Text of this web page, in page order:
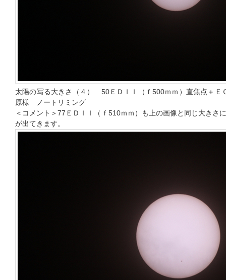
太陽の写る大きさ（４） 50ＥＤＩＩ（ｆ500ｍｍ）直焦点＋
原様 ノートリミング
＜コメント＞77ＥＤＩＩ（ｆ510ｍｍ）も上の画像と同じ大きさ
が出てきます。